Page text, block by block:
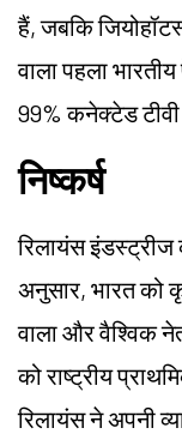
हैं, जबकि
वाला पहला
99% कनेक्टेड
निष्कर्ष
रिलायंस
अनुसार, भारत को
वाला और वैश्विक
को राष्ट्रीय
रिलायंस ने अपनी